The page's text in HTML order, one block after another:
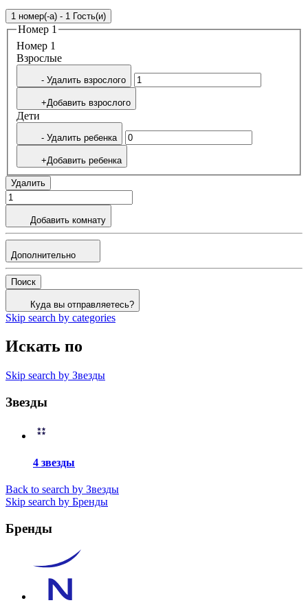
1 номер(-а) - 1 Гость(и)
Номер 1
Номер 1
Bзрослые
- Удалить взрослого
+Добавить взрослого
Дети
- Удалить ребенка
+Добавить ребенка
Удалить
Добавить комнату
Дополнительно
Поиск
Куда вы отправляетесь?
Skip search by categories
Искать по
Skip search by Звезды
Звезды
4 звезды
Back to search by Звезды
Skip search by Бренды
Бренды